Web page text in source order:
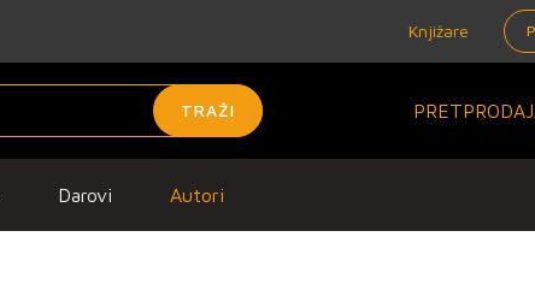
Knjižare
TRAŽI
Darovi Autori